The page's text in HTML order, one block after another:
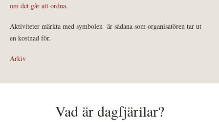
om det går att ordna.
Aktiviteter märkta med symbolen är sådana som organisatören tar ut
en kostnad för.
Arkiv
Vad är dagfjärilar?